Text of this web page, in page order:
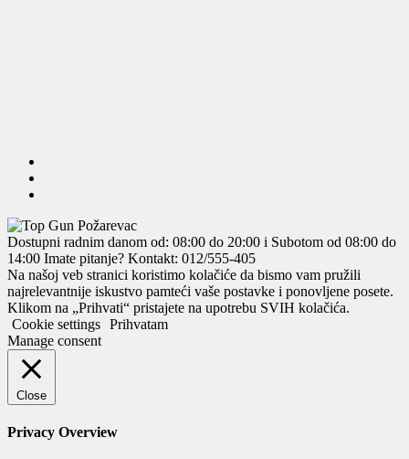
Dostupni radnim danom od: 08:00 do 20:00 i Subotom od 08:00 do
14:00 Imate pitanje? Kontakt: 012/555-405
Na našoj veb stranici koristimo kolačiće da bismo vam pružili
najrelevantnije iskustvo pamteći vaše postavke i ponovljene posete.
Klikom na „Prihvati“ pristajete na upotrebu SVIH kolačića.
Cookie settings Prihvatam
Manage consent
Close
Privacy Overview